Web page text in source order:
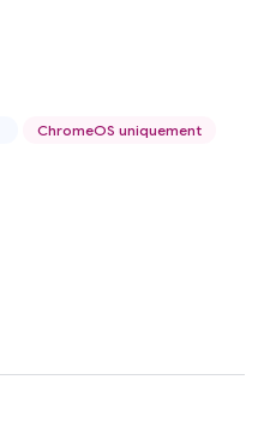
ChromeOS uniquement